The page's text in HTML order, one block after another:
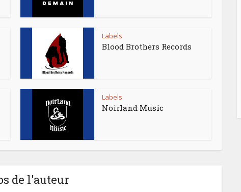
Labels
Blood Brothers Records
Labels
Noirland Music
de l'auteur